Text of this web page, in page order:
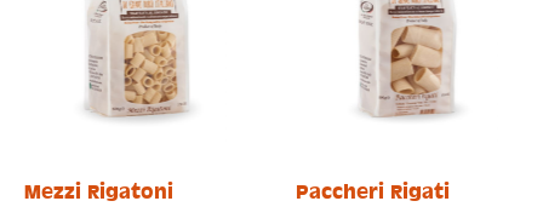
Mezzi Rigatoni Paccheri Rigati